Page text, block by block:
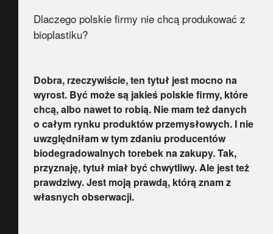
Dlaczego polskie firmy nie chcą produkować z
bioplastiku?
Dobra, rzeczywiście, ten tytuł jest mocno na
wyrost. Być może są jakieś polskie firmy, które
chcą, albo nawet to robią. Nie mam też danych
o całym rynku produktów przemysłowych. I nie
uwzględniłam w tym zdaniu producentów
biodegradowalnych torebek na zakupy. Tak,
przyznaję, tytuł miał być chwytliwy. Ale jest też
prawdziwy. Jest moją prawdą, którą znam z
własnych obserwacji.